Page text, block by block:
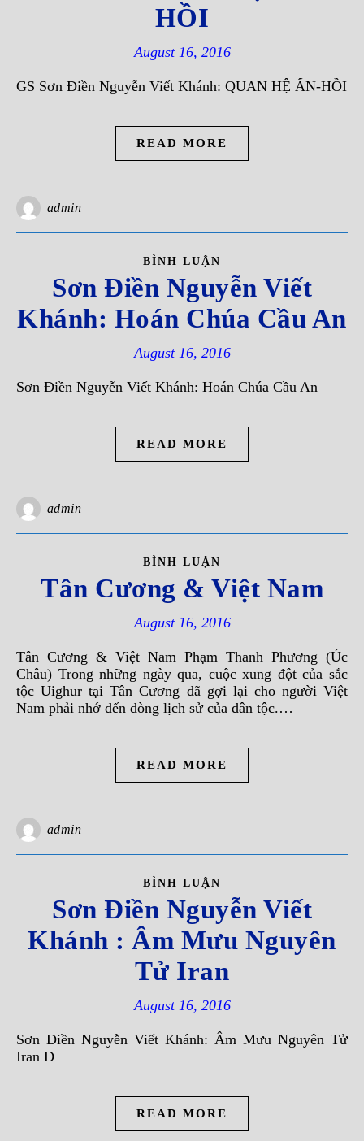
HỒI
August 16, 2016
GS Sơn Ðiền Nguyễn Viết Khánh: QUAN HỆ ẤN-HỒI
READ MORE
admin
BÌNH LUẬN
Sơn Ðiền Nguyễn Viết
Khánh: Hoán Chúa Cầu An
August 16, 2016
Sơn Ðiền Nguyễn Viết Khánh: Hoán Chúa Cầu An
READ MORE
admin
BÌNH LUẬN
Tân Cương & Việt Nam
August 16, 2016
Tân Cương & Việt Nam Phạm Thanh Phương (Úc
Châu) Trong những ngày qua, cuộc xung đột của sắc
tộc Uighur tại Tân Cương đã gợi lại cho người Việt
Nam phải nhớ đến dòng lịch sử của dân tộc.…
READ MORE
admin
BÌNH LUẬN
Sơn Ðiền Nguyễn Viết
Khánh : Âm Mưu Nguyên
Tử Iran
August 16, 2016
Sơn Ðiền Nguyễn Viết Khánh: Âm Mưu Nguyên Tử
Iran Ð
READ MORE